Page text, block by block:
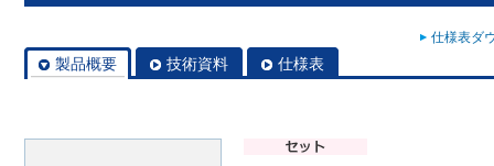
仕様表ダ
製品概要 技術資料 仕様表